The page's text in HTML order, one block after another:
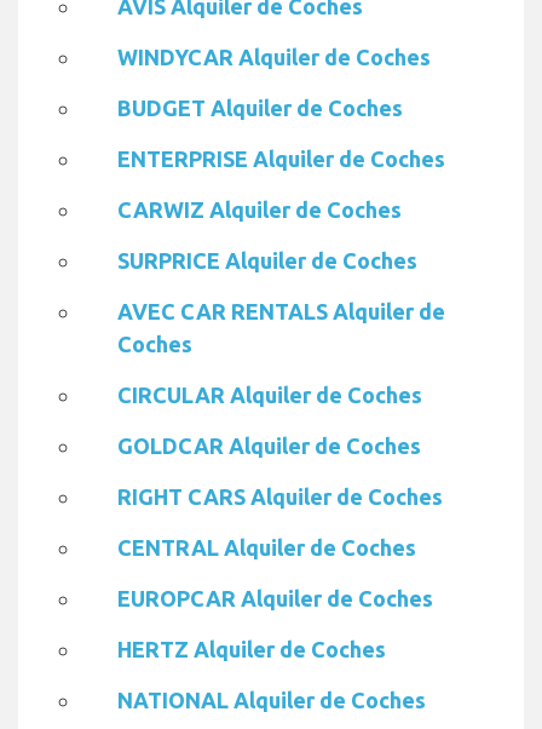
AVIS Alquiler de Coches
WINDYCAR Alquiler de Coches
BUDGET Alquiler de Coches
ENTERPRISE Alquiler de Coches
CARWIZ Alquiler de Coches
SURPRICE Alquiler de Coches
AVEC CAR RENTALS Alquiler de
Coches
CIRCULAR Alquiler de Coches
GOLDCAR Alquiler de Coches
RIGHT CARS Alquiler de Coches
CENTRAL Alquiler de Coches
EUROPCAR Alquiler de Coches
HERTZ Alquiler de Coches
NATIONAL Alquiler de Coches